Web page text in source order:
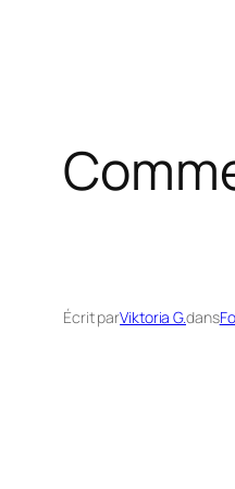
Écrit parViktoria G.dans